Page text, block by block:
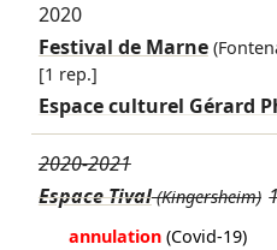
2020
Festival de Marne
[1 rep.]
Espace culturel Gérard
2020-2021
Espace Tival(Kingersheim)
annulation (Covid-19)